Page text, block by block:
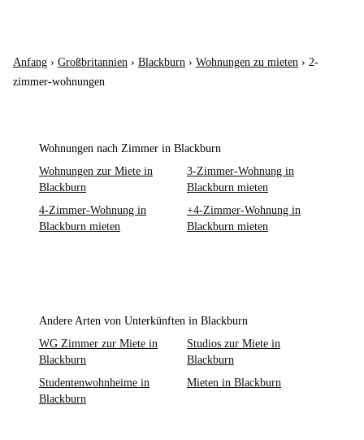
Anfang › Großbritannien › Blackburn › Wohnungen zu mieten › 2-
zimmer-wohnungen
Wohnungen nach Zimmer in Blackburn
Wohnungen zur Miete in
Blackburn
3-Zimmer-Wohnung in
Blackburn mieten
4-Zimmer-Wohnung in
Blackburn mieten
+4-Zimmer-Wohnung in
Blackburn mieten
Andere Arten von Unterkünften in Blackburn
WG Zimmer zur Miete in
Blackburn
Studios zur Miete in
Blackburn
Studentenwohnheime in
Blackburn
Mieten in Blackburn